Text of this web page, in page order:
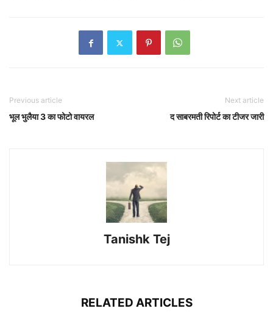
Previous article
भूल भुलैया 3 का फोटो वायरल
Next article
द साबरमती रिपोर्ट का टीजर जारी
Tanishk Tej
RELATED ARTICLES